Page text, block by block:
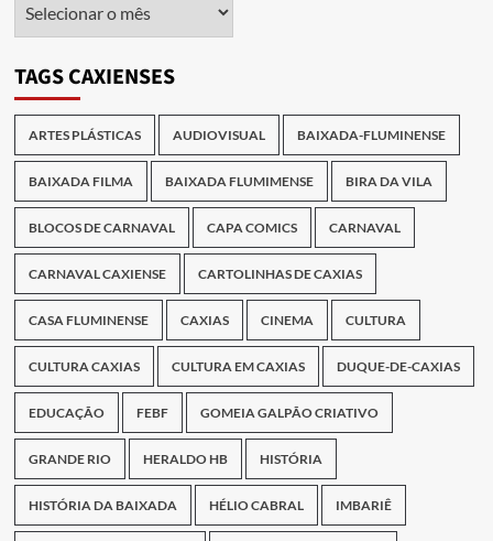
TAGS CAXIENSES
ARTES PLÁSTICAS AUDIOVISUAL BAIXADA-FLUMINENSE
BAIXADA FILMA BAIXADA FLUMIMENSE BIRA DA VILA
BLOCOS DE CARNAVAL CAPA COMICS CARNAVAL
CARNAVAL CAXIENSE CARTOLINHAS DE CAXIAS
CASA FLUMINENSE CAXIAS CINEMA CULTURA
CULTURA CAXIAS CULTURA EM CAXIAS DUQUE-DE-CAXIAS
EDUCAÇÃO FEBF GOMEIA GALPÃO CRIATIVO
GRANDE RIO HERALDO HB HISTÓRIA
HISTÓRIA DA BAIXADA HÉLIO CABRAL IMBARIÊ